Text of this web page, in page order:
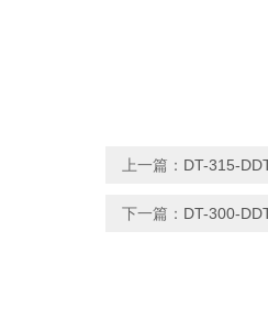
上一篇： DT-315-
下一篇： DT-300-